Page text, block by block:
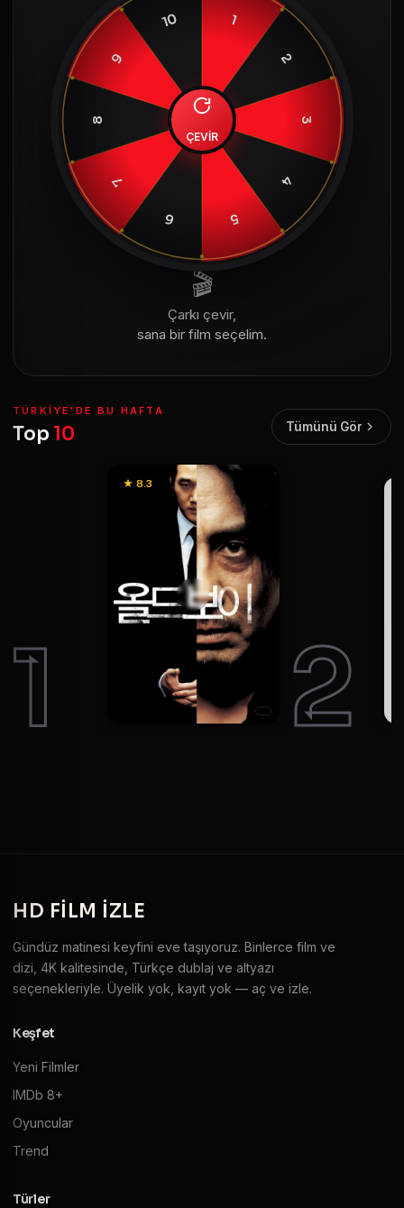
1
2
3
4
5
6
7
8
9
10
ÇEVİR
🎬
Çarkı çevir,
sana bir film seçelim.
TÜRKIYE'DE BU HAFTA
Top 10 Tümünü Gör
1
★ 8.3
2
HD FILM IZLE
Gündüz matinesi keyfini eve taşıyoruz. Binlerce film ve
dizi, 4K kalitesinde, Türkçe dublaj ve altyazı
seçenekleriyle. Üyelik yok, kayıt yok — aç ve izle.
Keşfet
Yeni Filmler
IMDb 8+
Oyuncular
Trend
Türler